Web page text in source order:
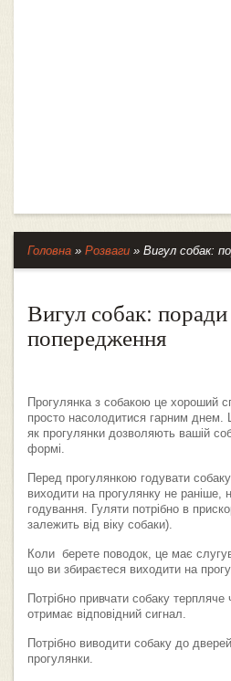
Головна » Розваги » Вигул собак:
Вигул собак: поради
попередження
Прогулянка з собакою це хороший
просто насолодитися гарним днем.
як прогулянки дозволяють вашій
формі.
Перед прогулянкою годувати
виходити на прогулянку не раніше,
годування. Гуляти потрібно в
залежить від віку собаки).
Коли берете поводок, це має
що ви збираєтеся виходити на
Потрібно привчати собаку
отримає відповідний сигнал.
Потрібно виводити собаку до
прогулянки.